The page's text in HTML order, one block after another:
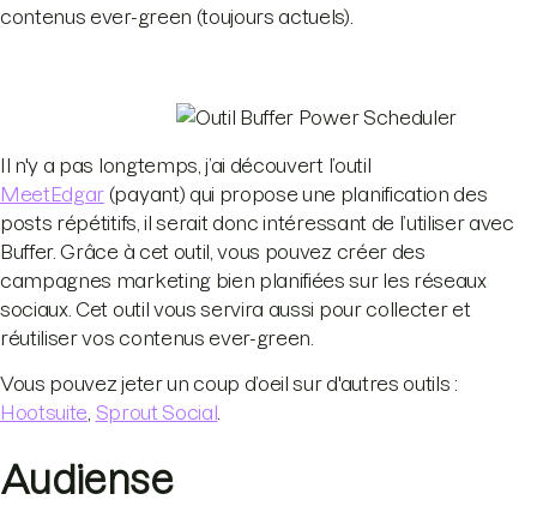
contenus ever-green (toujours actuels).
Il n'y a pas longtemps, j’ai découvert l’outil
MeetEdgar (payant) qui propose une planification des
posts répétitifs, il serait donc intéressant de l’utiliser avec
Buffer. Grâce à cet outil, vous pouvez créer des
campagnes marketing bien planifiées sur les réseaux
sociaux. Cet outil vous servira aussi pour collecter et
réutiliser vos contenus ever-green.
Vous pouvez jeter un coup d’oeil sur d'autres outils :
Hootsuite Sprout Social
Audiense